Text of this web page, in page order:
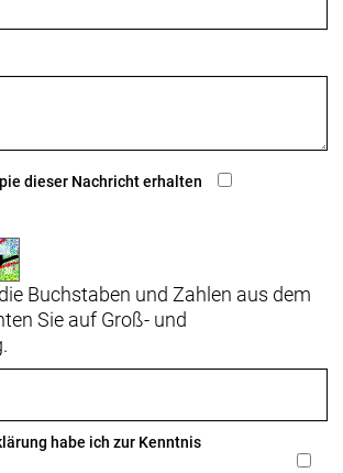
dieser Nachricht erhalten
Buchstaben und Zahlen aus dem
Sie auf Groß- und
habe ich zur Kenntnis